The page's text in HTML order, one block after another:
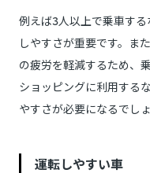
例えば3人以上で乗車す
しやすさが重要です。ま
の疲労を軽減するため、
ショッピングに利用する
やすさが必要になるでしょ
運転しやすい車